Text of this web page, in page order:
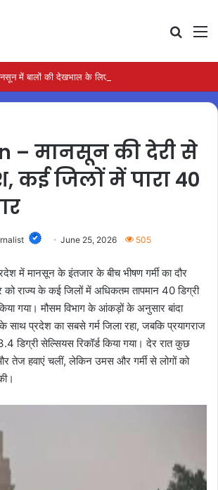
में बालों की देखभाल के लिए आजमाएं अंडे का मास्क
– मानसून की देरी से
कई जिलों में पारा 40
June 25, 2026 505
में मानसून के इंतजार के बीच भीषण गर्मी का दौर
को राज्य के कई जिलों में अधिकतम तापमान 40 डिग्री
गया। मौसम विभाग के आंकड़ों के अनुसार बांदा
साथ प्रदेश का सबसे गर्म जिला रहा, जबकि प्रयागराज
डिग्री सेल्सियस रिकॉर्ड किया गया। देर रात कुछ
तेज हवाएं चलीं, लेकिन उमस और गर्मी से लोगों को